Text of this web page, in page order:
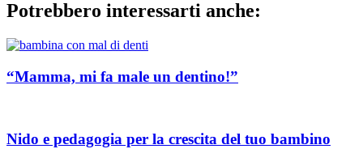
Potrebbero interessarti anche:
“Mamma, mi fa male un dentino!”
Nido e pedagogia per la crescita del tuo bambino